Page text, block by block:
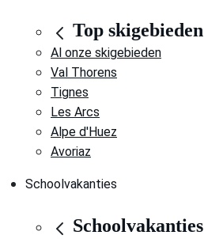
Top skigebieden
Al onze skigebieden
Val Thorens
Tignes
Les Arcs
Alpe d'Huez
Avoriaz
Schoolvakanties
Schoolvakanties